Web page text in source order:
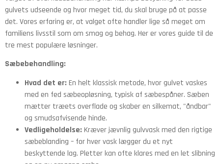
gulvets udseende og hvor meget tid, du skal bruge på at passe
det. Vores erfaring er, at valget ofte handler lige så meget om
familiens livsstil som om smag og behag. Her er vores guide til de
tre mest populære løsninger.
Sæbebehandling:
Hvad det er: En helt klassisk metode, hvor gulvet vaskes
med en fed sæbeopløsning, typisk af sæbespåner. Sæben
mætter træets overflade og skaber en silkemat, "åndbar"
og smudsafvisende hinde.
Vedligeholdelse: Kræver jævnlig gulvvask med den rigtige
sæbeblanding – for hver vask lægger du et nyt
beskyttende lag. Pletter kan ofte klares med en let slibning